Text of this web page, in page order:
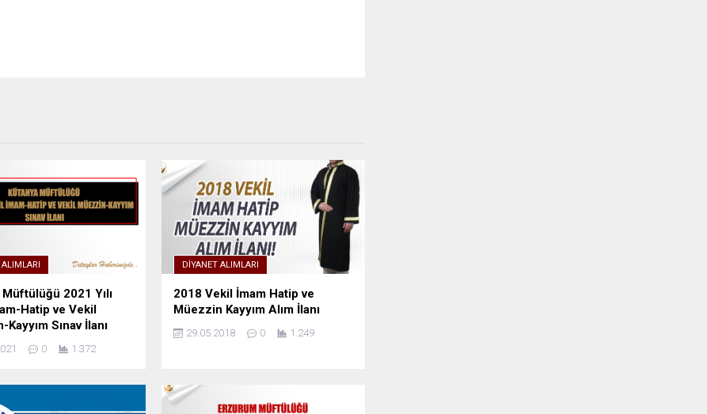
Müftülüğü 2021 Yılı
Hatip ve Vekil
Kayyım Sınav İlanı
0 1.372
DIYANET ALIMLARI
2018 Vekil İmam Hatip ve
Müezzin Kayyım Alım İlanı
29.05.2018 0 1.249